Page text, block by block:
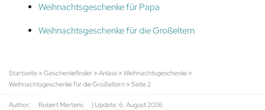
Weihnachtsgeschenke für Papa
Weihnachtsgeschenke für die Großeltern
Startseite » Geschenkefinder » Anlass » Weihnachtsgeschenke »
Weihnachtsgeschenke für die Großeltern » Seite 2
Author: Robert Mertens | Update: 6. August 2026